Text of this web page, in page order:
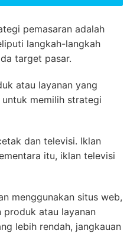
pemasaran adalah
langkah-langkah
target pasar.
atau layanan yang
memilih strategi
dan televisi. Iklan
itu, iklan televisi
menggunakan situs web,
produk atau layanan
lebih rendah, jangkauan